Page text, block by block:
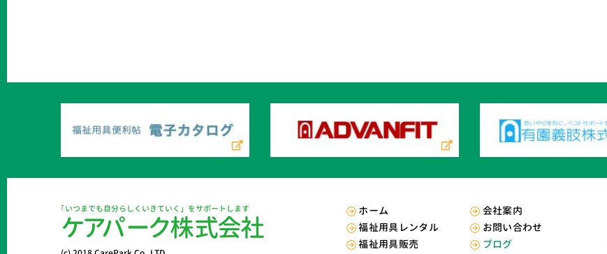
｢いつまでも自分らしくいきていく」をサポートします
ケアパーク株式会社
ホーム
福祉用具レンタル
福祉用具販売
会社案内
お問い合わせ
ブログ